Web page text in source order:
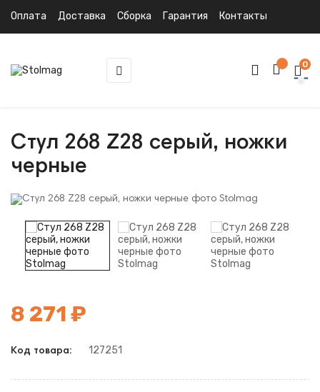
Оплата Доставка Сборка Гарантия Контакты
Toggle
navigation
☰ 0
Стул 268 Z28 серый, ножки
черные
8 271 ₽
Код товара: 127251